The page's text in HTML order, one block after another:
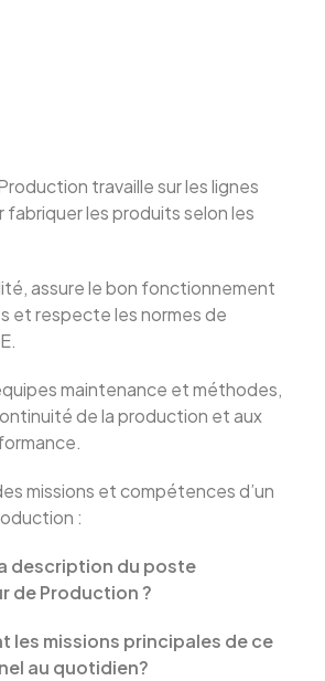
travaille sur les lignes
fabriquer les produits selon les
assure le bon fonctionnement
et respecte les normes de
maintenance et méthodes,
de la production et aux
missions et compétences d’un
:
description du poste
de Production ?
les missions principales de ce
au quotidien?